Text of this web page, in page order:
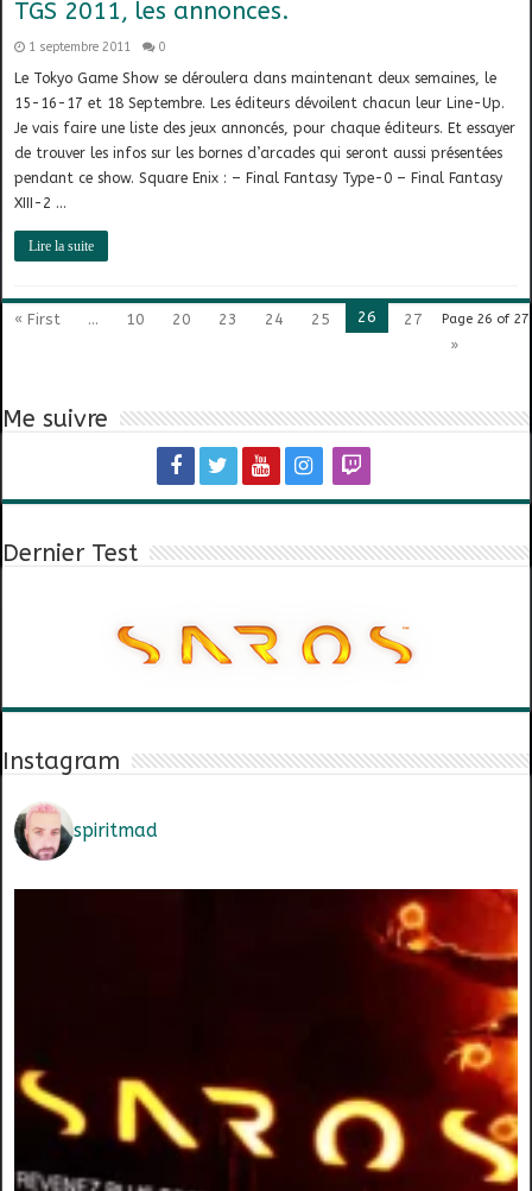
TGS 2011, les annonces.
1 septembre 2011 0
Le Tokyo Game Show se déroulera dans maintenant deux semaines, le
15-16-17 et 18 Septembre. Les éditeurs dévoilent chacun leur Line-Up.
Je vais faire une liste des jeux annoncés, pour chaque éditeurs. Et essayer
de trouver les infos sur les bornes d’arcades qui seront aussi présentées
pendant ce show. Square Enix : – Final Fantasy Type-0 – Final Fantasy
XIII-2 …
Lire la suite
Page 26 of 27
« First ... 10 20 23 24 25 26
27
»
Me suivre
Dernier Test
Instagram
spiritmad